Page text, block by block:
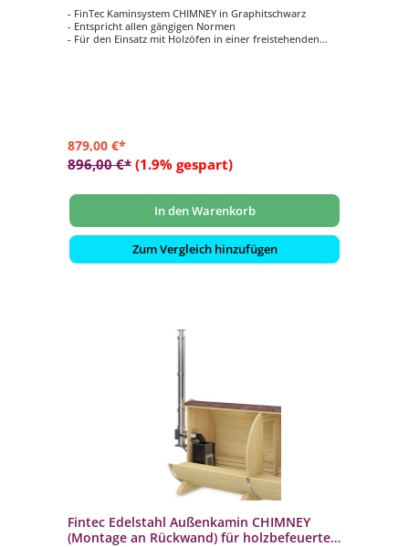
- FinTec Kaminsystem CHIMNEY in Graphitschwarz
- Entspricht allen gängigen Normen
- Für den Einsatz mit Holzöfen in einer freistehenden
879,00 €*
896,00 €* (1.9% gespart)
In den Warenkorb
Zum Vergleich hinzufügen
Fintec Edelstahl Außenkamin CHIMNEY
(Montage an Rückwand) für holzbefeuerte